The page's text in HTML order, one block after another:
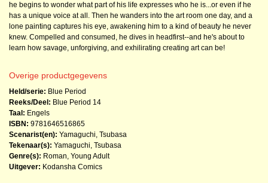
he begins to wonder what part of his life expresses who he is...or even if he
has a unique voice at all. Then he wanders into the art room one day, and a
lone painting captures his eye, awakening him to a kind of beauty he never
knew. Compelled and consumed, he dives in headfirst--and he's about to
learn how savage, unforgiving, and exhilirating creating art can be!
Overige productgegevens
Held/serie: Blue Period
Reeks/Deel: Blue Period 14
Taal: Engels
ISBN: 9781646516865
Scenarist(en): Yamaguchi, Tsubasa
Tekenaar(s): Yamaguchi, Tsubasa
Genre(s): Roman, Young Adult
Uitgever: Kodansha Comics